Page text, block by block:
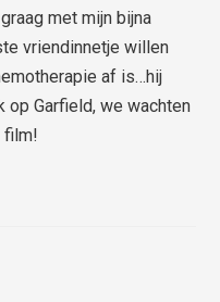
met mijn bijna
vriendinnetje willen
af is…hij
op Garfield, we wachten
film!